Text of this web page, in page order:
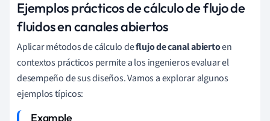
Ejemplos prácticos de cálculo de flujo de
fluidos en canales abiertos
Aplicar métodos de cálculo deflujo de canal abiertoen
contextos prácticos permite a los ingenieros evaluar el
desempeño de sus diseños. Vamos a explorar algunos
ejemplos típicos: